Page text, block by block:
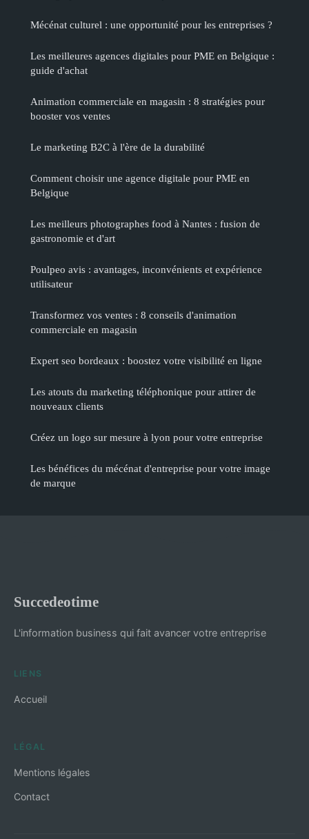
Mécénat culturel : une opportunité pour les entreprises ?
Les meilleures agences digitales pour PME en Belgique :
guide d'achat
Animation commerciale en magasin : 8 stratégies pour
booster vos ventes
Le marketing B2C à l'ère de la durabilité
Comment choisir une agence digitale pour PME en
Belgique
Les meilleurs photographes food à Nantes : fusion de
gastronomie et d'art
Poulpeo avis : avantages, inconvénients et expérience
utilisateur
Transformez vos ventes : 8 conseils d'animation
commerciale en magasin
Expert seo bordeaux : boostez votre visibilité en ligne
Les atouts du marketing téléphonique pour attirer de
nouveaux clients
Créez un logo sur mesure à lyon pour votre entreprise
Les bénéfices du mécénat d'entreprise pour votre image
de marque
Succedeotime
L'information business qui fait avancer votre entreprise
LIENS
Accueil
LÉGAL
Mentions légales
Contact